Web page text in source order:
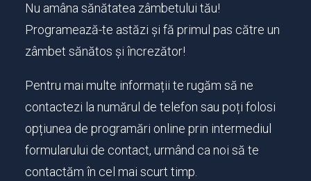
Nu amâna sănătatea zâmbetului tău!
Programează-te astăzi și fă primul pas către un
zâmbet sănătos și încrezător!
Pentru mai multe informații te rugăm să ne
contactezi la numărul de telefon sau poți folosi
opțiunea de programări online prin intermediul
formularului de contact, urmând ca noi să te
contactăm în cel mai scurt timp.